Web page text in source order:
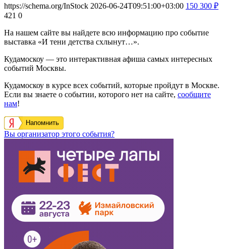
https://schema.org/InStock 2026-06-24T09:51:00+03:00 150 300 ₽
421 0
На нашем сайте вы найдете всю информацию про событие
выставка «И тени детства схлынут…».
Кудамоскоу — это интерактивная афиша самых интересных
событий Москвы.
Кудамоскоу в курсе всех событий, которые пройдут в Москве.
Если вы знаете о событии, которого нет на сайте, сообщите
нам!
Напомнить
Вы организатор этого события?